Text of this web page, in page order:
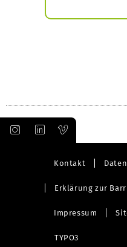
Kontakt
Erklärung zur
Impressum
TYPO3